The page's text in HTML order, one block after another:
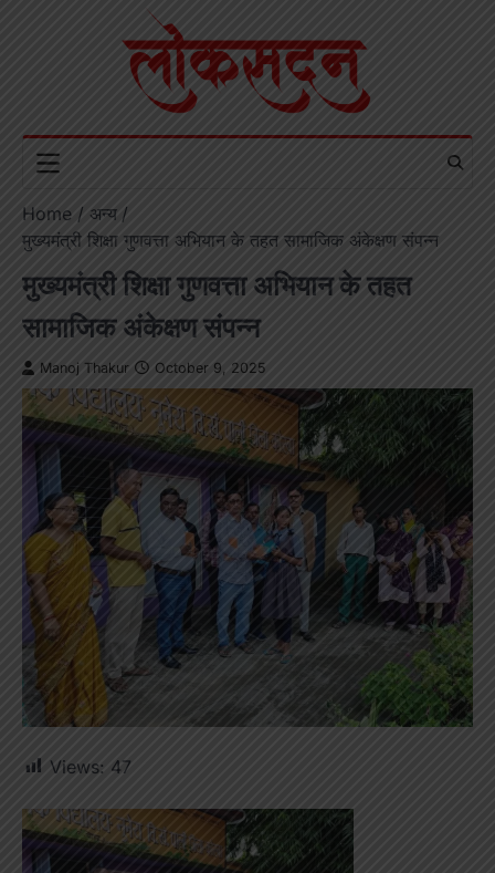
Home
अन्य
मुख्यमंत्री शिक्षा गुणवत्ता अभियान के तहत सामाजिक अंकेक्षण संपन्न
मुख्यमंत्री शिक्षा गुणवत्ता अभियान के तहत
सामाजिक अंकेक्षण संपन्न
Manoj Thakur October 9, 2025
Views: 47